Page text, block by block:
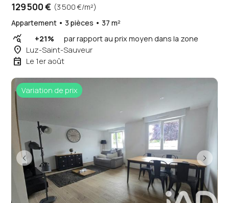
129 500 € (3 500 €/m²)
Appartement • 3 pièces • 37 m²
query_stats +21% par rapport au prix moyen dans la zone
place Luz-Saint-Sauveur
event Le 1er août
Variation de prix